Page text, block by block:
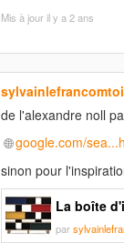
Mis à jouril y a 2 ans
de l'alexandre noll
google.com/
sinon pour
La boîte
par